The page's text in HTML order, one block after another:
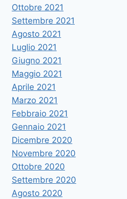
Ottobre 2021
Settembre 2021
Agosto 2021
Luglio 2021
Giugno 2021
Maggio 2021
Aprile 2021
Marzo 2021
Febbraio 2021
Gennaio 2021
Dicembre 2020
Novembre 2020
Ottobre 2020
Settembre 2020
Agosto 2020